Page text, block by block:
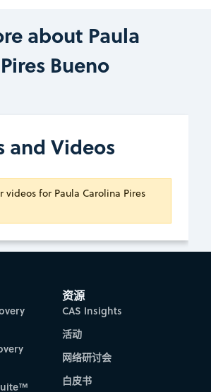
about Paula
Bueno
and Videos
videos for Paula Carolina Pires
资源
CAS Insights
活动
网络研讨会
白皮书